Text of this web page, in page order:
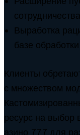
сотрудничества
Выработка
базе
Клиенты
с множеством
ресурс на выбор
азино 777 для